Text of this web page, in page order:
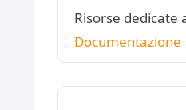
Risorse dedicate
Documentazione